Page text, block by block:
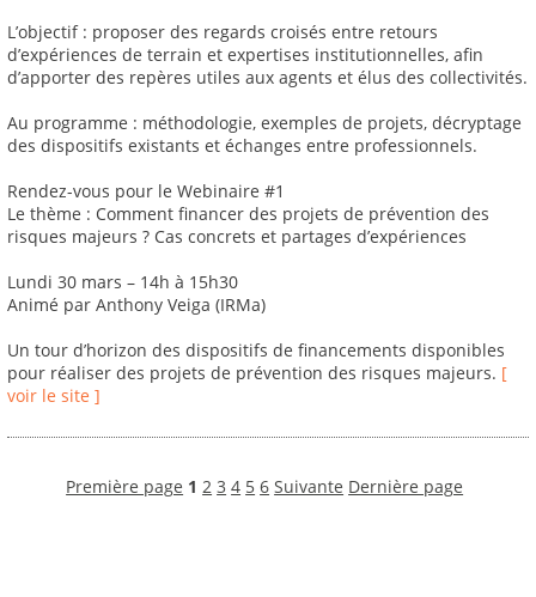
L’objectif : proposer des regards croisés entre retours
d’expériences de terrain et expertises institutionnelles, afin
d’apporter des repères utiles aux agents et élus des collectivités.
Au programme : méthodologie, exemples de projets, décryptage
des dispositifs existants et échanges entre professionnels.
Rendez-vous pour le Webinaire #1
Le thème : Comment financer des projets de prévention des
risques majeurs ? Cas concrets et partages d’expériences
Lundi 30 mars – 14h à 15h30
Animé par Anthony Veiga (IRMa)
Un tour d’horizon des dispositifs de financements disponibles
pour réaliser des projets de prévention des risques majeurs. [
voir le site ]
Première page 1 2 3 4 5 6 Suivante Dernière page